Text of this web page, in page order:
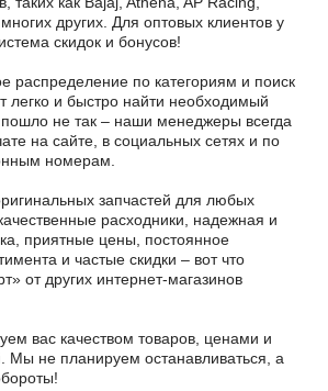
других. Для оптовых клиентов у
скидок и бонусов!
распределение по категориям и поиск
легко и быстро найти необходимый
пошло не так – наши менеджеры всегда
на сайте, в социальных сетях и по
номерам.
запчастей для любых
расходники, надежная и
приятные цены, постоянное
и частые скидки – вот что
от других интернет-магазинов
вас качеством товаров, ценами и
Мы не планируем останавливаться, а